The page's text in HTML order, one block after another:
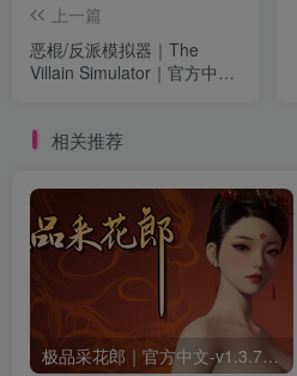
上一篇
恶棍/反派模拟器｜The
Villain Simulator｜官方中文-
相关推荐
极品采花郎｜官方中文-v1.3.7+满金币初始存档+通关存档｜7.11G｜免安装